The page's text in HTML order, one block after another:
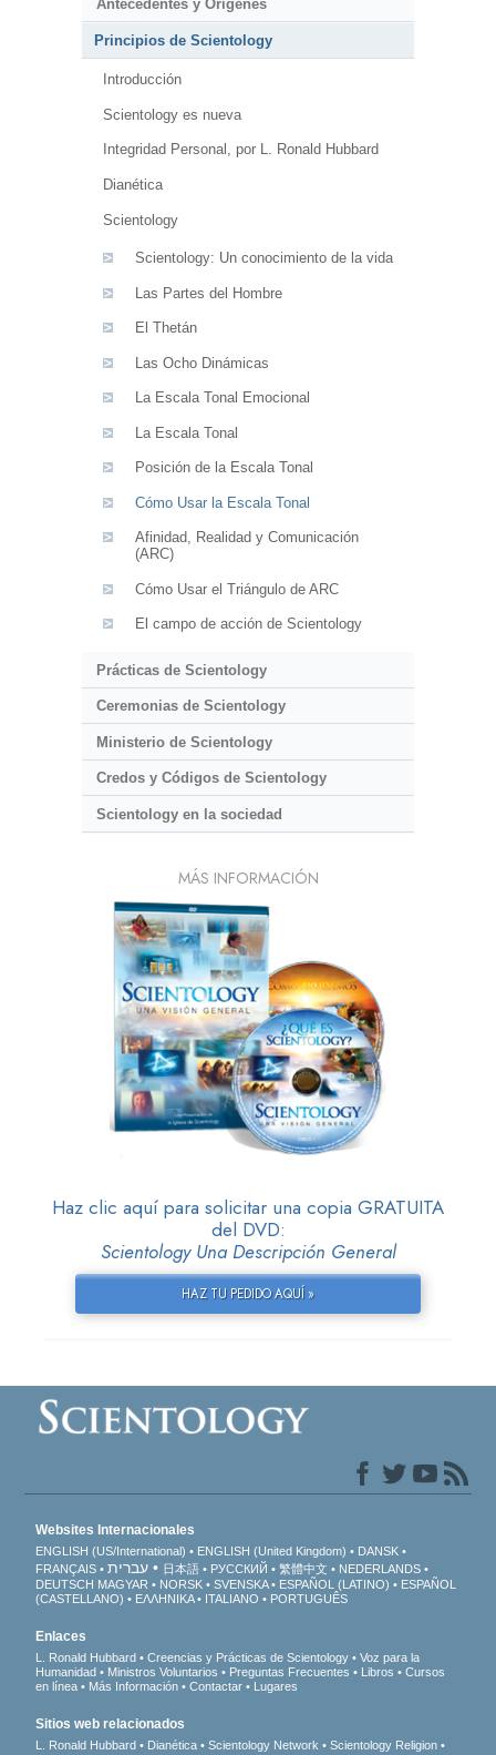
Antecedentes y Orígenes
Principios de Scientology
Introducción
Scientology es nueva
Integridad Personal, por L. Ronald Hubbard
Dianética
Scientology
Scientology: Un conocimiento de la vida
Las Partes del Hombre
El Thetán
Las Ocho Dinámicas
La Escala Tonal Emocional
La Escala Tonal
Posición de la Escala Tonal
Cómo Usar la Escala Tonal
Afinidad, Realidad y Comunicación
(ARC)
Cómo Usar el Triángulo de ARC
El campo de acción de Scientology
Prácticas de Scientology
Ceremonias de Scientology
Ministerio de Scientology
Credos y Códigos de Scientology
Scientology en la sociedad
MÁS INFORMACIÓN
Haz clic aquí para solicitar una copia GRATUITA
del DVD:
Scientology Una Descripción General
HAZ TU PEDIDO AQUÍ »
Websites Internacionales
ENGLISH (US/International) ENGLISH (United Kingdom)
DANSK
FRANÇAIS
עברית 日本語 РУССКИЙ 繁體中文
NEDERLANDS
DEUTSCH MAGYAR NORSK SVENSKA ESPAÑOL (LATINO)
ESPAÑOL
(CASTELLANO)
ΕΛΛΗΝΙΚA ITALIANO PORTUGUÊS
Enlaces
L. Ronald Hubbard Creencias y Prácticas de Scientology
Voz para la
Humanidad
Ministros Voluntarios Preguntas Frecuentes Libros
Cursos
en línea
Más Información Contactar Lugares
Sitios web relacionados
L. Ronald Hubbard Dianética Scientology Network
Scientology Religion